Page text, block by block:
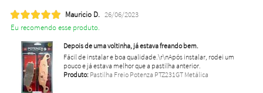
Mauricio D. 26/06/2023
Eu recomendo esse produto.
Depois de uma voltinha, já estava freando bem.
Fácil de instalar e boa qualidade.\r\nApós instalar, rodei um
pouco e já estava melhor que a pastilha anterior.
Produto:Pastilha Freio Potenza PTZ231GT Metálica